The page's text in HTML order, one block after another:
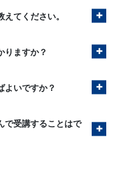
てください。
りますか？
よいですか？
で受講することはで